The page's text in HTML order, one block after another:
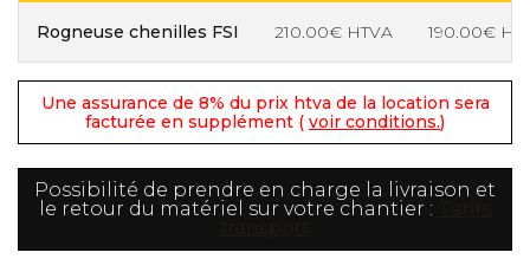
Rogneuse chenilles FSI 210.00€ HTVA 190.00€
Une assurance de 8% du prix htva de la location sera
facturée en supplément ( voir conditions.)
Possibilité de prendre en charge la livraison et
le retour du matériel sur votre chantier :